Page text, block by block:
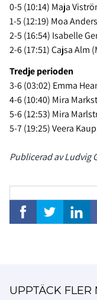
0-5 (10:14) Maja
1-5 (12:19) Moa
2-5 (16:54) Isabelle
2-6 (17:51) Cajsa Alm
Tredje perioden
3-6 (03:02) Emma
4-6 (10:40) Mira
5-6 (12:53) Mira
5-7 (19:25) Veera
Publicerad av Ludvig
UPPTÄCK FLER